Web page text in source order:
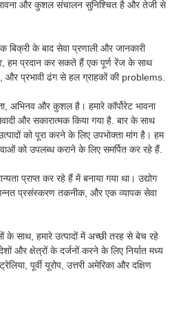
और कुशल संचालन सुनिश्चित है और तेजी से
बिक्री के बाद सेवा प्रणाली और जानकारी
हम प्रदान कर सकते हैं एक पूर्ण रेंज के साथ
और प्रभावी ढंग से हल ग्राहकों की problems.
अभिनव और कुशल है। हमारे कॉर्पोरेट भावना
और सकारात्मक किया गया है. बार के साथ
को पूरा करने के लिए उपभोक्ता मांग है। हम
को उपलब्ध कराने के लिए समर्पित कर रहे हैं.
प्राप्त कर रहे हैं में बनाया गया था। उद्योग
प्रसंस्करण तकनीक, और एक व्यापक सेवा
के साथ, हमारे उत्पादों में अच्छी तरह से बेच रहे
और क्षेत्रों के दर्जनों करने के लिए निर्यात मध्य
पूर्वी यूरोप, उत्तरी अमेरिका और दक्षिण